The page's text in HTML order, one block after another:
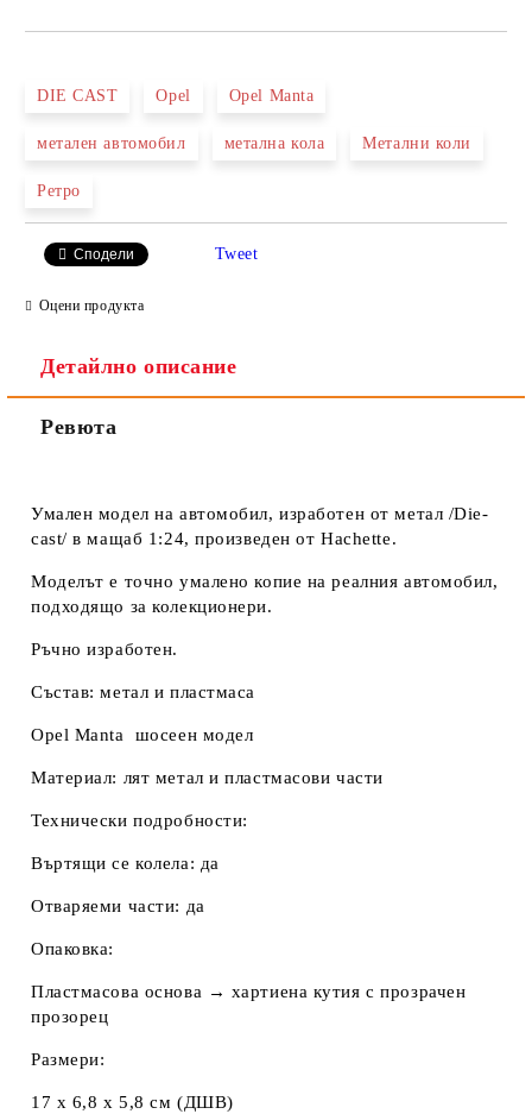
DIE CAST Opel Opel Manta
метален автомобил метална кола Метални коли
Ретро
Сподели Tweet
Оцени продукта
Детайлно описание
Ревюта
Умален модел на автомобил, изработен от метал /Die-
cast/ в мащаб 1:24, произведен от Hachette.
Моделът е точно умалено копие на реалния автомобил,
подходящо за колекционери.
Ръчно изработен.
Състав: метал и пластмаса
Opel Manta шосеен модел
Материал: лят метал и пластмасови части
Технически подробности:
Въртящи се колела: да
Отваряеми части: да
Опаковка:
Пластмасова основа → хартиена кутия с прозрачен
прозорец
Размери:
17 x 6,8 x 5,8 см (ДШВ)